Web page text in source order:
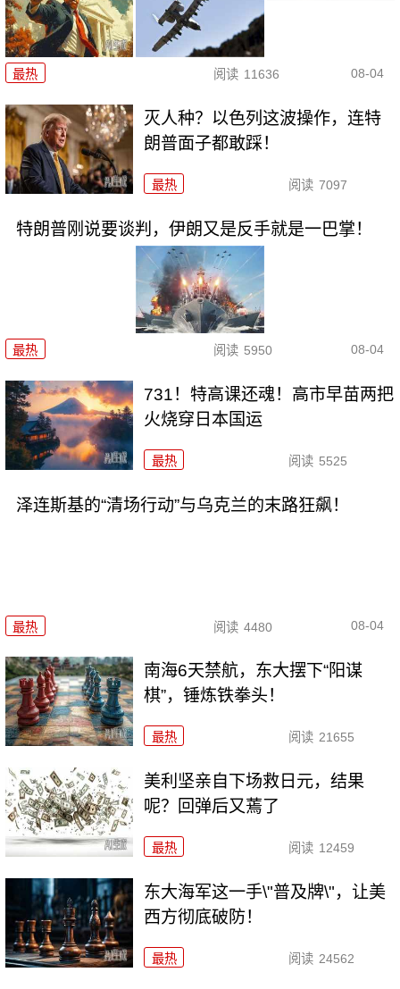
最热 阅读 11636 08-04
灭人种？以色列这波操作，连特
朗普面子都敢踩！
最热 阅读 7097
特朗普刚说要谈判，伊朗又是反手就是一巴掌！
最热 阅读 5950 08-04
731！特高课还魂！高市早苗两把
火烧穿日本国运
最热 阅读 5525
泽连斯基的“清场行动”与乌克兰的末路狂飙！
最热 阅读 4480 08-04
南海6天禁航，东大摆下“阳谋
棋”，锤炼铁拳头！
最热 阅读 21655
美利坚亲自下场救日元，结果
呢？回弹后又蔫了
最热 阅读 12459
东大海军这一手\"普及牌\"，让美
西方彻底破防！
最热 阅读 24562